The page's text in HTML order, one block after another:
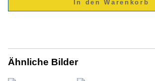
Ähnliche Bilder